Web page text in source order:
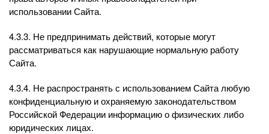
использовании Сайта.
4.3.3. Не предпринимать действий, которые могут
рассматриваться как нарушающие нормальную работу
Сайта.
4.3.4. Не распространять с использованием Сайта любую
конфиденциальную и охраняемую законодательством
Российской Федерации информацию о физических либо
юридических лицах.